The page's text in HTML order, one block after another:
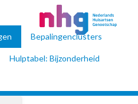
Bepalingenclusters
Hulptabel: Bijzonderheid